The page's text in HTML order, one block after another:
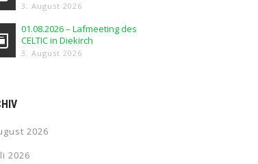
3. August 2026
01.08.2026 – Lafmeeting des
CELTIC in Diekirch
3. August 2026
2026
2026